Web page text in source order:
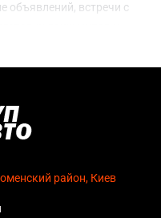
объявлений, встречи с
район, Киев
без скрытых
сделки полностью
район, Киев